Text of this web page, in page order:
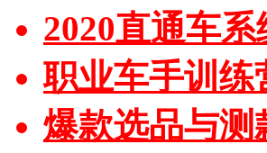
2020直通车系
职业车手训练
爆款选品与测